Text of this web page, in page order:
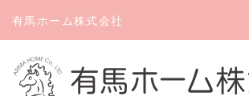
有馬ホーム株式会社